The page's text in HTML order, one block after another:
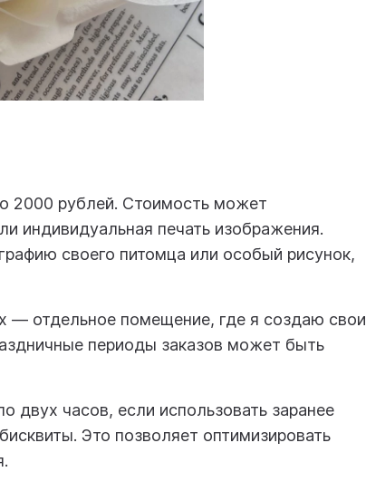
2000 рублей. Стоимость может
индивидуальная печать изображения.
своего питомца или особый рисунок,
— отдельное помещение, где я создаю свои
периоды заказов может быть
двух часов, если использовать заранее
Это позволяет оптимизировать